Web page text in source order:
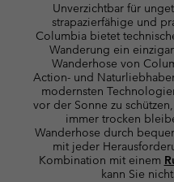
Unverzichtbar für
strapazierfähige und
Columbia bietet
Wanderung ein
Wanderhose von
Action- und
modernsten
vor der Sonne zu
immer trocken
Wanderhose durch
mit jeder
Kombination mit einem
kann Sie